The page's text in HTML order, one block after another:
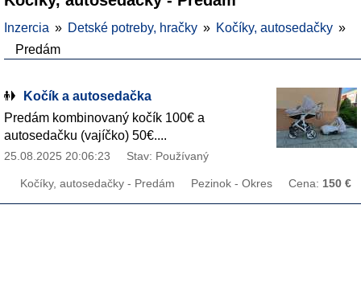
Inzercia Detské potreby, hračky
Kočíky, autosedačky
Predám
Kočík a autosedačka
Predám kombinovaný kočík 100€ a
autosedačku (vajíčko) 50€....
25.08.2025 20:06:23 Stav: Používaný
Kočíky, autosedačky - Predám Pezinok - Okres Cena: 150 €